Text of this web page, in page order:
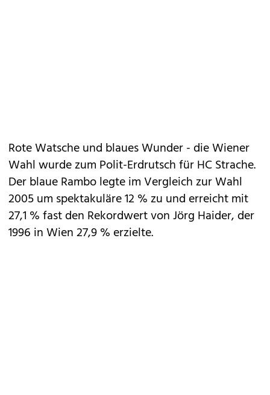
Rote Watsche und blaues Wunder - die Wiener
Wahl wurde zum Polit-Erdrutsch für HC Strache.
Der blaue Rambo legte im Vergleich zur Wahl
2005 um spektakuläre 12 % zu und erreicht mit
27,1 % fast den Rekordwert von Jörg Haider, der
1996 in Wien 27,9 % erzielte.